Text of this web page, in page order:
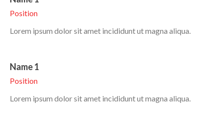
Position
Lorem ipsum dolor sit amet incididunt ut magna aliqua.
Name 1
Position
Lorem ipsum dolor sit amet incididunt ut magna aliqua.